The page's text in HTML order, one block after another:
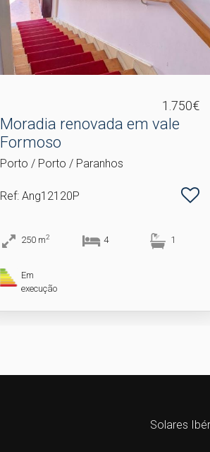
1.750€
Moradia renovada em vale
Formoso
Porto / Porto / Paranhos
Ref: Ang12120P
250 m2 4 1
Em
execução
Solares